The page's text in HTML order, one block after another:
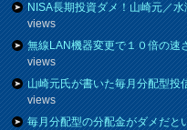
NISA長期投資ダメ！山崎元／
views
無線LAN機器変更で１０倍の速
views
山崎元氏が書いた毎月分配型投
views
毎月分配型の分配金がダメだと